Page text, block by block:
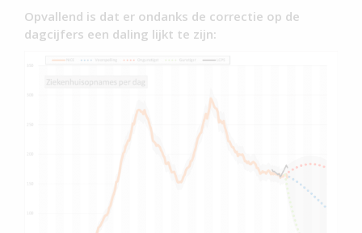
Opvallend is dat er ondanks de correctie op de
dagcijfers een daling lijkt te zijn: